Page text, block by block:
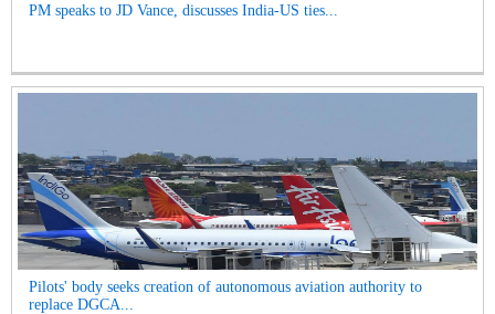
PM speaks to JD Vance, discusses India-US ties...
Pilots' body seeks creation of autonomous aviation authority to
replace DGCA...